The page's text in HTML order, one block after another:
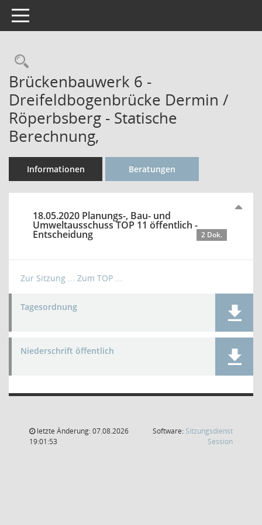
Toggle navigation
Rechercheauswahl
Brückenbauwerk 6 -
Dreifeldbogenbrücke Dermin /
Röperbsberg - Statische
Berechnung,
Informationen Beratungen
18.05.2020 Planungs-, Bau- und
Umweltausschuss TOP 11 öffentlich -
Entscheidung 2 Dok.
Zur Sitzung ... Zum TOP ...
Tagesordnung
Niederschrift öffentlich
letzte Änderung: 07.08.2026
19:01:53
Software: Sitzungsdienst
Session(Wird in